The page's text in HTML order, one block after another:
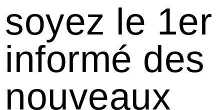
soyez le 1er
informé des
nouveaux